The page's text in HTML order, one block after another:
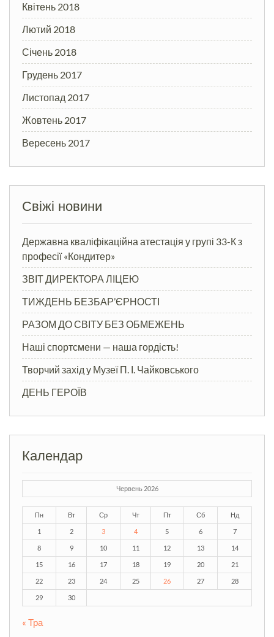
Квітень 2018
Лютий 2018
Січень 2018
Грудень 2017
Листопад 2017
Жовтень 2017
Вересень 2017
Свіжі новини
Державна кваліфікаційна атестація у групі 33-К з
професії «Кондитер»
ЗВІТ ДИРЕКТОРА ЛІЦЕЮ
ТИЖДЕНЬ БЕЗБАР’ЄРНОСТІ
РАЗОМ ДО СВІТУ БЕЗ ОБМЕЖЕНЬ
Наші спортсмени — наша гордість!
Творчий захід у Музеї П. І. Чайковського
ДЕНЬ ГЕРОЇВ
Календар
Червень 2026
Пн Вт Ср Чт Пт Сб Нд
1 2 3 4 5 6 7
8 9 10 11 12 13 14
15 16 17 18 19 20 21
22 23 24 25 26 27 28
29 30
« Тра